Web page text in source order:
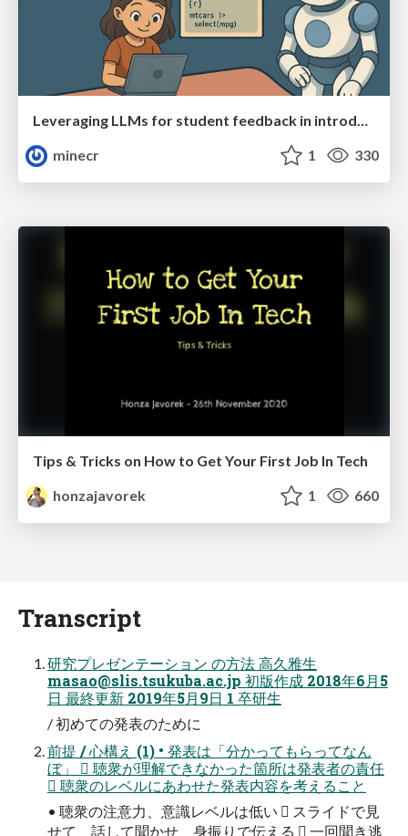
Leveraging LLMs for student feedback in introductory data science courses - posit::conf(2025)
minecr
1 330
Tips & Tricks on How to Get Your First Job In Tech
honzajavorek
1 660
Transcript
研究プレゼンテーション の方法 高久雅生
masao@slis.tsukuba.ac.jp 初版作成 2018年6月5
日 最終更新 2019年5月9日 1 卒研生
/ 初めての発表のために
前提 / 心構え (1) • 発表は「分かってもらってなん
ぼ」  聴衆が理解できなかった箇所は発表者の責任
 聴衆のレベルにあわせた発表内容を考えること
• 聴衆の注意力、意識レベルは低い  スライドで見
せて、話して聞かせ、身振りで伝える  一回聞き逃